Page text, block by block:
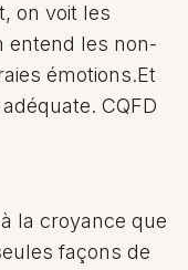
on voit les
entend les non-
émotions.Et
CQFD
la croyance que
façons de